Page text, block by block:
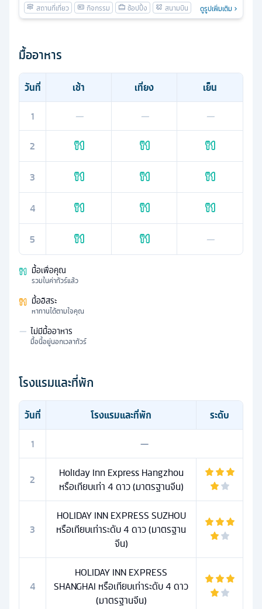
ดูรูปเพิ่มเติม
มื้ออาหาร
วันที่ เช้า เที่ยง
เย็น
1
— —
—
2
3
4
5 —
มื้อเพื่อคุณ
รวมในค่าทัวร์แล้ว
มื้ออิสระ
หาทานได้ตามใจคุณ
— ไม่มีมื้ออาหาร
มื้อนี้อยู่นอกเวลาทัวร์
โรงแรมและที่พัก
วันที่ โรงแรมและที่พัก
ระดับ
1
—
2
Holiday Inn Express Hangzhou
หรือเทียบเท่า 4 ดาว (มาตรฐานจีน)
3
HOLIDAY INN EXPRESS SUZHOU
หรือเทียบเท่าระดับ 4 ดาว (มาตรฐาน
จีน)
4
HOLIDAY INN EXPRESS
SHANGHAI หรือเทียบเท่าระดับ 4 ดาว
(มาตรฐานจีน)